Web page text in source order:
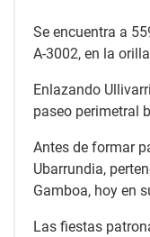
Se encuentra a
A-3002, en la
Enlazando
paseo perimetral
Antes de formar
Ubarrundia,
Gamboa, hoy en
Las fiestas